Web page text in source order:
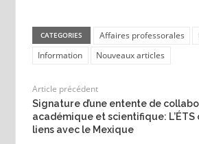
CATEGORIES Affaires professorales
Information
Nouveaux articles
Article précédent
Signature d’une entente de
académique et scientifique: L’ÉTS
liens avec le Mexique